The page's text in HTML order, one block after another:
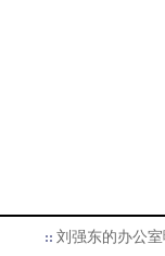
刘强东的办公